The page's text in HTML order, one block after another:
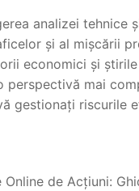
analizei tehnice
și al mișcării
economici și
mai
gestionați riscurile
de Acțiuni: